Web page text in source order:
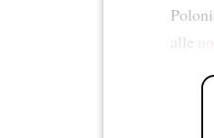
alle